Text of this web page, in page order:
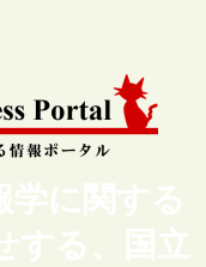
学に関する
する、国立